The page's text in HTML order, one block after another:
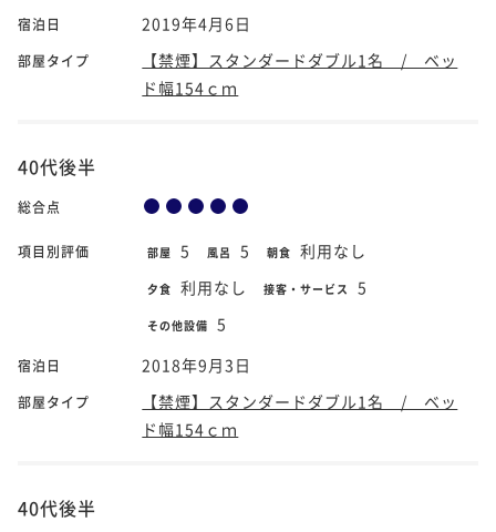
宿泊日 2019年4月6日
部屋タイプ
【禁煙】スタンダードダブル1名 / ベッ
ド幅154ｃｍ
40代後半
総合点
項目別評価 部屋 5 風呂 5 朝食 利用なし
夕食 利用なし 接客・サービス 5
その他設備 5
宿泊日 2018年9月3日
部屋タイプ
【禁煙】スタンダードダブル1名 / ベッ
ド幅154ｃｍ
40代後半